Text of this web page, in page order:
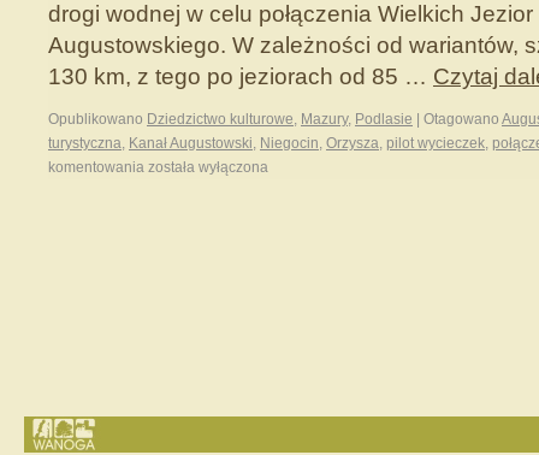
drogi wodnej w celu połączenia Wielkich
Augustowskiego. W zależności od wariantów,
130 km, z tego po jeziorach od 85 … Czytaj
Opublikowano Dziedzictwo kulturowe, Mazury, Podlasie Otagowano
turystyczna, Kanał Augustowski, Niegocin, Orzysza, pilot wycieczek,
komentowania została wyłączona